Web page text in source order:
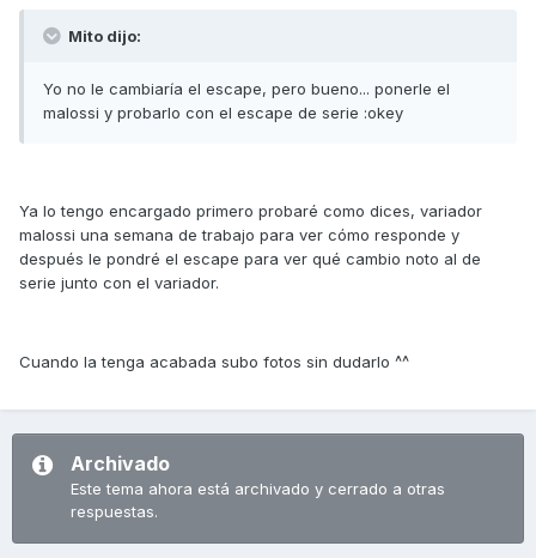
Mito dijo:
Yo no le cambiaría el escape, pero bueno... ponerle el
malossi y probarlo con el escape de serie :okey
Ya lo tengo encargado primero probaré como dices, variador
malossi una semana de trabajo para ver cómo responde y
después le pondré el escape para ver qué cambio noto al de
serie junto con el variador.
Cuando la tenga acabada subo fotos sin dudarlo ^^
Archivado
Este tema ahora está archivado y cerrado a otras
respuestas.